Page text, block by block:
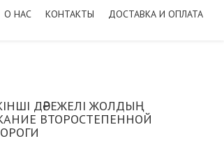
О НАС КОНТАКТЫ ДОСТАВКА И ОПЛАТА
ДӘРЕЖЕЛІ ЖОЛДЫҢ
ВТОРОСТЕПЕННОЙ